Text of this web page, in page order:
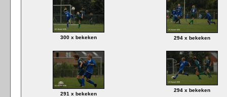
300 x bekeken 294 x bekeken
291 x bekeken
294 x bekeken